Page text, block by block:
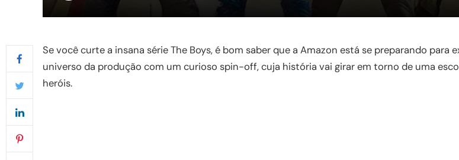
Se você curte a insana série The Boys, é bom saber que a Amazon está se preparando para
universo da produção com um curioso spin-off, cuja história vai girar em torno de uma
heróis.